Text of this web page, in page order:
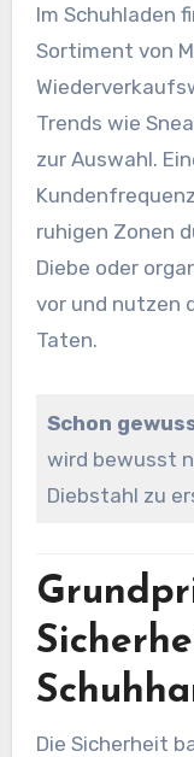
Im Schuhladen
Sortiment von
Trends wie
zur Auswahl.
ruhigen Zonen
Diebe oder
vor und nutzen
Taten.
Schon
wird bewusst
Diebstahl zu
Die Sicherheit